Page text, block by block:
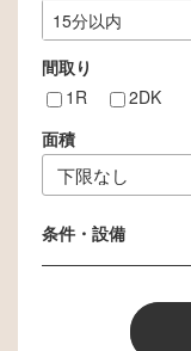
◆個人情
お客様か
が認めら
ません。
◆個人情
お客様か
確認を
ただきま
指定なし
1分以内
3分以内
5分以内
10分以内
15分以内
間取り
1R
2DK
面積
条件・設備